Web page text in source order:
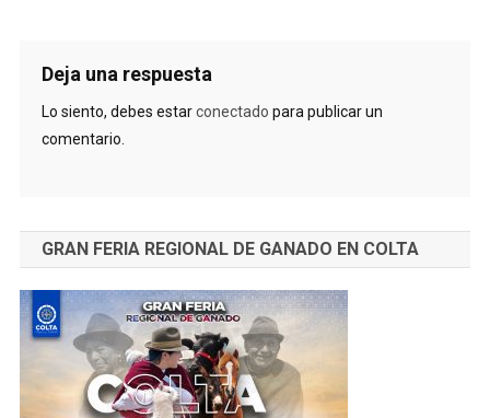
Deja una respuesta
Lo siento, debes estarconectado para publicar un
comentario.
GRAN FERIA REGIONAL DE GANADO EN COLTA